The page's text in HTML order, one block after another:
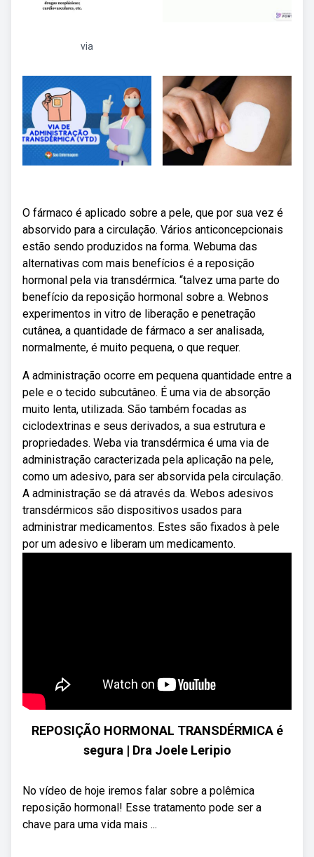
via
O fármaco é aplicado sobre a pele, que por sua vez é
absorvido para a circulação. Vários anticoncepcionais
estão sendo produzidos na forma. Webuma das
alternativas com mais benefícios é a reposição
hormonal pela via transdérmica. “talvez uma parte do
benefício da reposição hormonal sobre a. Webnos
experimentos in vitro de liberação e penetração
cutânea, a quantidade de fármaco a ser analisada,
normalmente, é muito pequena, o que requer.
A administração ocorre em pequena quantidade entre a
pele e o tecido subcutâneo. É uma via de absorção
muito lenta, utilizada. São também focadas as
ciclodextrinas e seus derivados, a sua estrutura e
propriedades. Weba via transdérmica é uma via de
administração caracterizada pela aplicação na pele,
como um adesivo, para ser absorvida pela circulação.
A administração se dá através da. Webos adesivos
transdérmicos são dispositivos usados para
administrar medicamentos. Estes são fixados à pele
por um adesivo e liberam um medicamento.
REPOSIÇÃO HORMONAL TRANSDÉRMICA é
segura | Dra Joele Leripio
No vídeo de hoje iremos falar sobre a polêmica
reposição hormonal! Esse tratamento pode ser a
chave para uma vida mais ...